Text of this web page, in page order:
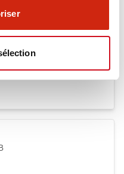
CAO
(PC Board Terminal)